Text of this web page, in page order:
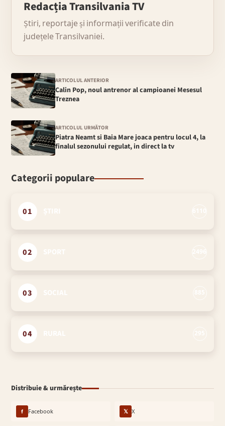
Redacția Transilvania TV
Știri, reportaje și informații verificate din
județele Transilvaniei.
ARTICOLUL ANTERIOR
Calin Pop, noul antrenor al campioanei Mesesul
Treznea
ARTICOLUL URMĂTOR
Piatra Neamt si Baia Mare joaca pentru locul 4, la
finalul sezonului regulat, in direct la tv
Categorii populare
01
02
03
04
Distribuie & urmărește
f Facebook 𝕏 X